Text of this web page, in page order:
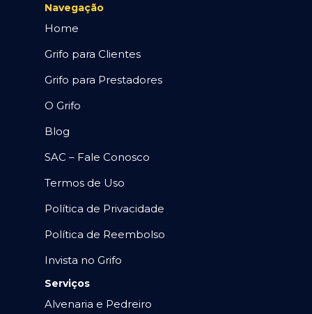
Navegação
Home
Grifo para Clientes
Grifo para Prestadores
O Grifo
Blog
SAC – Fale Conosco
Termos de Uso
Política de Privacidade
Política de Reembolso
Invista no Grifo
Serviços
Alvenaria e Pedreiro